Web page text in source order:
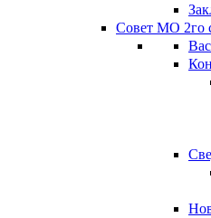
Совет МО 2го